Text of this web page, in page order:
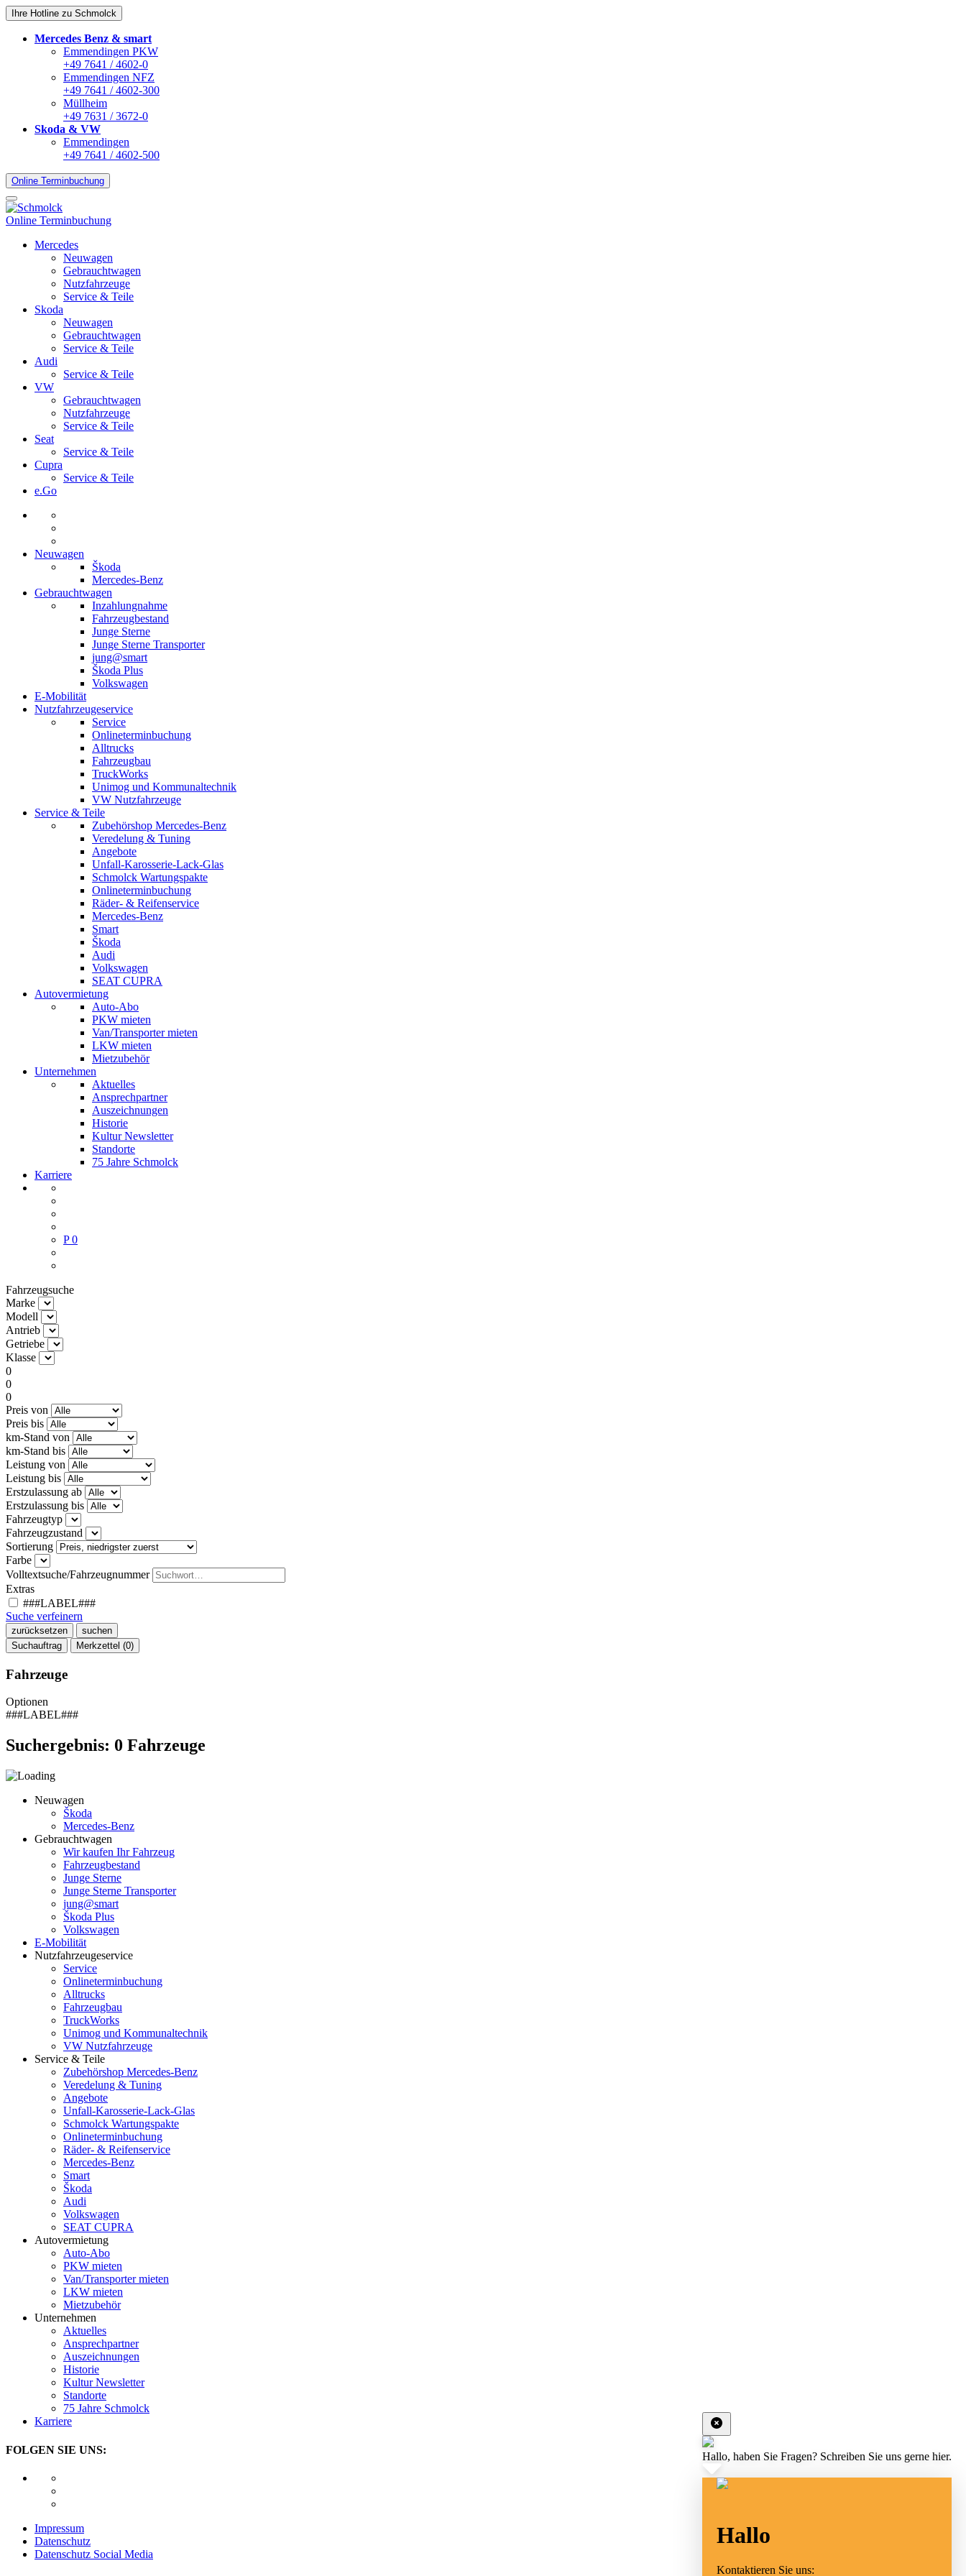
Ihre Hotline zu Schmolck
Mercedes Benz & smart
Emmendingen PKW
+49 7641 / 4602-0
Emmendingen NFZ
+49 7641 / 4602-300
Müllheim
+49 7631 / 3672-0
Skoda & VW
Emmendingen
+49 7641 / 4602-500
Online Terminbuchung
Online Terminbuchung
Mercedes
Neuwagen
Gebrauchtwagen
Nutzfahrzeuge
Service & Teile
Skoda
Neuwagen
Gebrauchtwagen
Service & Teile
Audi
Service & Teile
VW
Gebrauchtwagen
Nutzfahrzeuge
Service & Teile
Seat
Service & Teile
Cupra
Service & Teile
e.Go
Neuwagen
Škoda
Mercedes-Benz
Gebrauchtwagen
Inzahlungnahme
Fahrzeugbestand
Junge Sterne
Junge Sterne Transporter
jung@smart
Škoda Plus
Volkswagen
E-Mobilität
Nutzfahrzeugeservice
Service
Onlineterminbuchung
Alltrucks
Fahrzeugbau
TruckWorks
Unimog und Kommunaltechnik
VW Nutzfahrzeuge
Service & Teile
Zubehörshop Mercedes-Benz
Veredelung & Tuning
Angebote
Unfall-Karosserie-Lack-Glas
Schmolck Wartungspakte
Onlineterminbuchung
Räder- & Reifenservice
Mercedes-Benz
Smart
Škoda
Audi
Volkswagen
SEAT CUPRA
Autovermietung
Auto-Abo
PKW mieten
Van/Transporter mieten
LKW mieten
Mietzubehör
Unternehmen
Aktuelles
Ansprechpartner
Auszeichnungen
Historie
Kultur Newsletter
Standorte
75 Jahre Schmolck
Karriere
P 0
Fahrzeugsuche
Marke
Modell
Antrieb
Getriebe
Klasse
0
0
0
Preis von
Preis bis
km-Stand von
km-Stand bis
Leistung von
Leistung bis
Erstzulassung ab
Erstzulassung bis
Fahrzeugtyp
Fahrzeugzustand
Sortierung
Farbe
Volltextsuche/Fahrzeugnummer
Extras
###LABEL###
Suche verfeinern
zurücksetzen
suchen
Suchauftrag
Merkzettel (0)
Fahrzeuge
Optionen
###LABEL###
Suchergebnis: 0 Fahrzeuge
Neuwagen
Škoda
Mercedes-Benz
Gebrauchtwagen
Wir kaufen Ihr Fahrzeug
Fahrzeugbestand
Junge Sterne
Junge Sterne Transporter
jung@smart
Škoda Plus
Volkswagen
E-Mobilität
Nutzfahrzeugeservice
Service
Onlineterminbuchung
Alltrucks
Fahrzeugbau
TruckWorks
Unimog und Kommunaltechnik
VW Nutzfahrzeuge
Service & Teile
Zubehörshop Mercedes-Benz
Veredelung & Tuning
Angebote
Unfall-Karosserie-Lack-Glas
Schmolck Wartungspakte
Onlineterminbuchung
Räder- & Reifenservice
Mercedes-Benz
Smart
Škoda
Audi
Volkswagen
SEAT CUPRA
Autovermietung
Auto-Abo
PKW mieten
Van/Transporter mieten
LKW mieten
Mietzubehör
Unternehmen
Aktuelles
Ansprechpartner
Auszeichnungen
Historie
Kultur Newsletter
Standorte
75 Jahre Schmolck
Karriere
FOLGEN SIE UNS:
Impressum
Datenschutz
Datenschutz Social Media
Hallo, haben Sie Fragen? Schreiben Sie uns gerne hier.
Hallo
Kontaktieren Sie uns: